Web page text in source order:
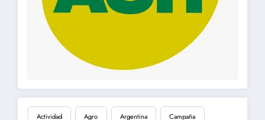
Actividad Agro Argentina Campaña